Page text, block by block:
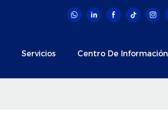
Servicios Centro De Información